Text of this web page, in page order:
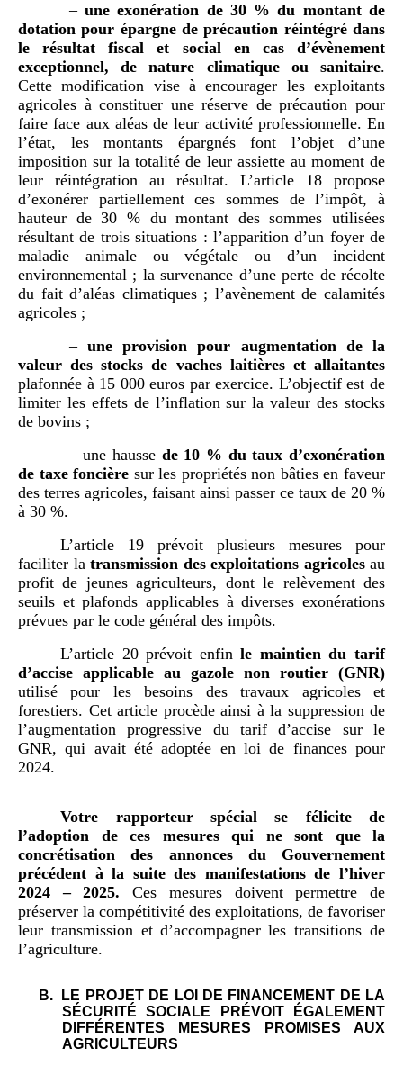
–une exonération de 30 % du montant de
dotation pour épargne de précaution réintégré dans
le résultat fiscal et social en cas d’évènement
exceptionnel, de nature climatique ou sanitaire.
Cette modification vise à encourager les exploitants
agricoles à constituer une réserve de précaution pour
faire face aux aléas de leur activité professionnelle. En
l’état, les montants épargnés font l’objet d’une
imposition sur la totalité de leur assiette au moment de
leur réintégration au résultat. L’article 18 propose
d’exonérer partiellement ces sommes de l’impôt, à
hauteur de 30 % du montant des sommes utilisées
résultant de trois situations : l’apparition d’un foyer de
maladie animale ou végétale ou d’un incident
environnemental ; la survenance d’une perte de récolte
du fait d’aléas climatiques ; l’avènement de calamités
agricoles ;
– une provision pour augmentation de la
valeur des stocks de vaches laitières et allaitantes
plafonnée à 15 000 euros par exercice. L’objectif est de
limiter les effets de l’inflation sur la valeur des stocks
de bovins ;
– une hausse de 10 % du taux d’exonération
de taxe foncière sur les propriétés non bâties en faveur
des terres agricoles, faisant ainsi passer ce taux de 20 %
à 30 %.
L’article 19 prévoit plusieurs mesures pour
faciliter la transmission des exploitations agricolesau
profit de jeunes agriculteurs, dont le relèvement des
seuils et plafonds applicables à diverses exonérations
prévues par le code général des impôts.
L’article 20 prévoit enfinle maintien du tarif
d’accise applicable au gazole non routier (GNR)
utilisé pour les besoins des travaux agricoles et
forestiers. Cet article procède ainsi à la suppression de
l’augmentation progressive du tarif d’accise sur le
GNR, qui avait été adoptée en loi de finances pour
2024.
Votre rapporteur spécial se félicite de
l’adoption de ces mesures qui ne sont que la
concrétisation des annonces du Gouvernement
précédent à la suite des manifestations de l’hiver
2024
– 2025. Ces mesures doivent permettre de
préserver la compétitivité des exploitations, de favoriser
leur transmission et d’accompagner les transitions de
l’agriculture.
B.
LE PROJET DE LOI DE FINANCEMENT DE LA
SÉCURITÉ SOCIALE PRÉVOIT ÉGALEMENT
DIFFÉRENTES MESURES PROMISES AUX
AGRICULTEURS